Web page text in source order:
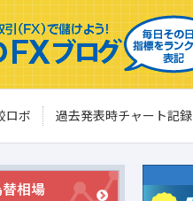
ロボ 過去発表時チャート記録